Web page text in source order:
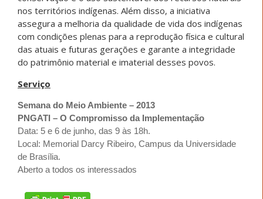
nos territórios indígenas. Além disso, a iniciativa
assegura a melhoria da qualidade de vida dos indígenas
com condições plenas para a reprodução física e cultural
das atuais e futuras gerações e garante a integridade
do patrimônio material e imaterial desses povos.
Serviço
Semana do Meio Ambiente – 2013
PNGATI – O Compromisso da Implementação
Data: 5 e 6 de junho, das 9 às 18h.
Local: Memorial Darcy Ribeiro, Campus da Universidade
de Brasília.
Aberto a todos os interessados